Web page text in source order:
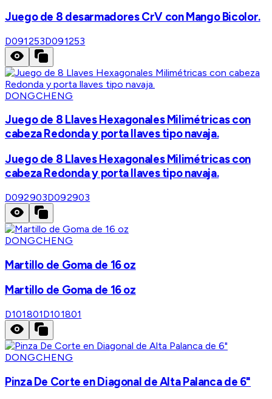
Juego de 8 desarmadores CrV con Mango Bicolor.
D091253D091253
DONGCHENG
Juego de 8 Llaves Hexagonales Milimétricas con
cabeza Redonda y porta llaves tipo navaja.
Juego de 8 Llaves Hexagonales Milimétricas con
cabeza Redonda y porta llaves tipo navaja.
D092903D092903
DONGCHENG
Martillo de Goma de 16 oz
Martillo de Goma de 16 oz
D101801D101801
DONGCHENG
Pinza De Corte en Diagonal de Alta Palanca de 6"